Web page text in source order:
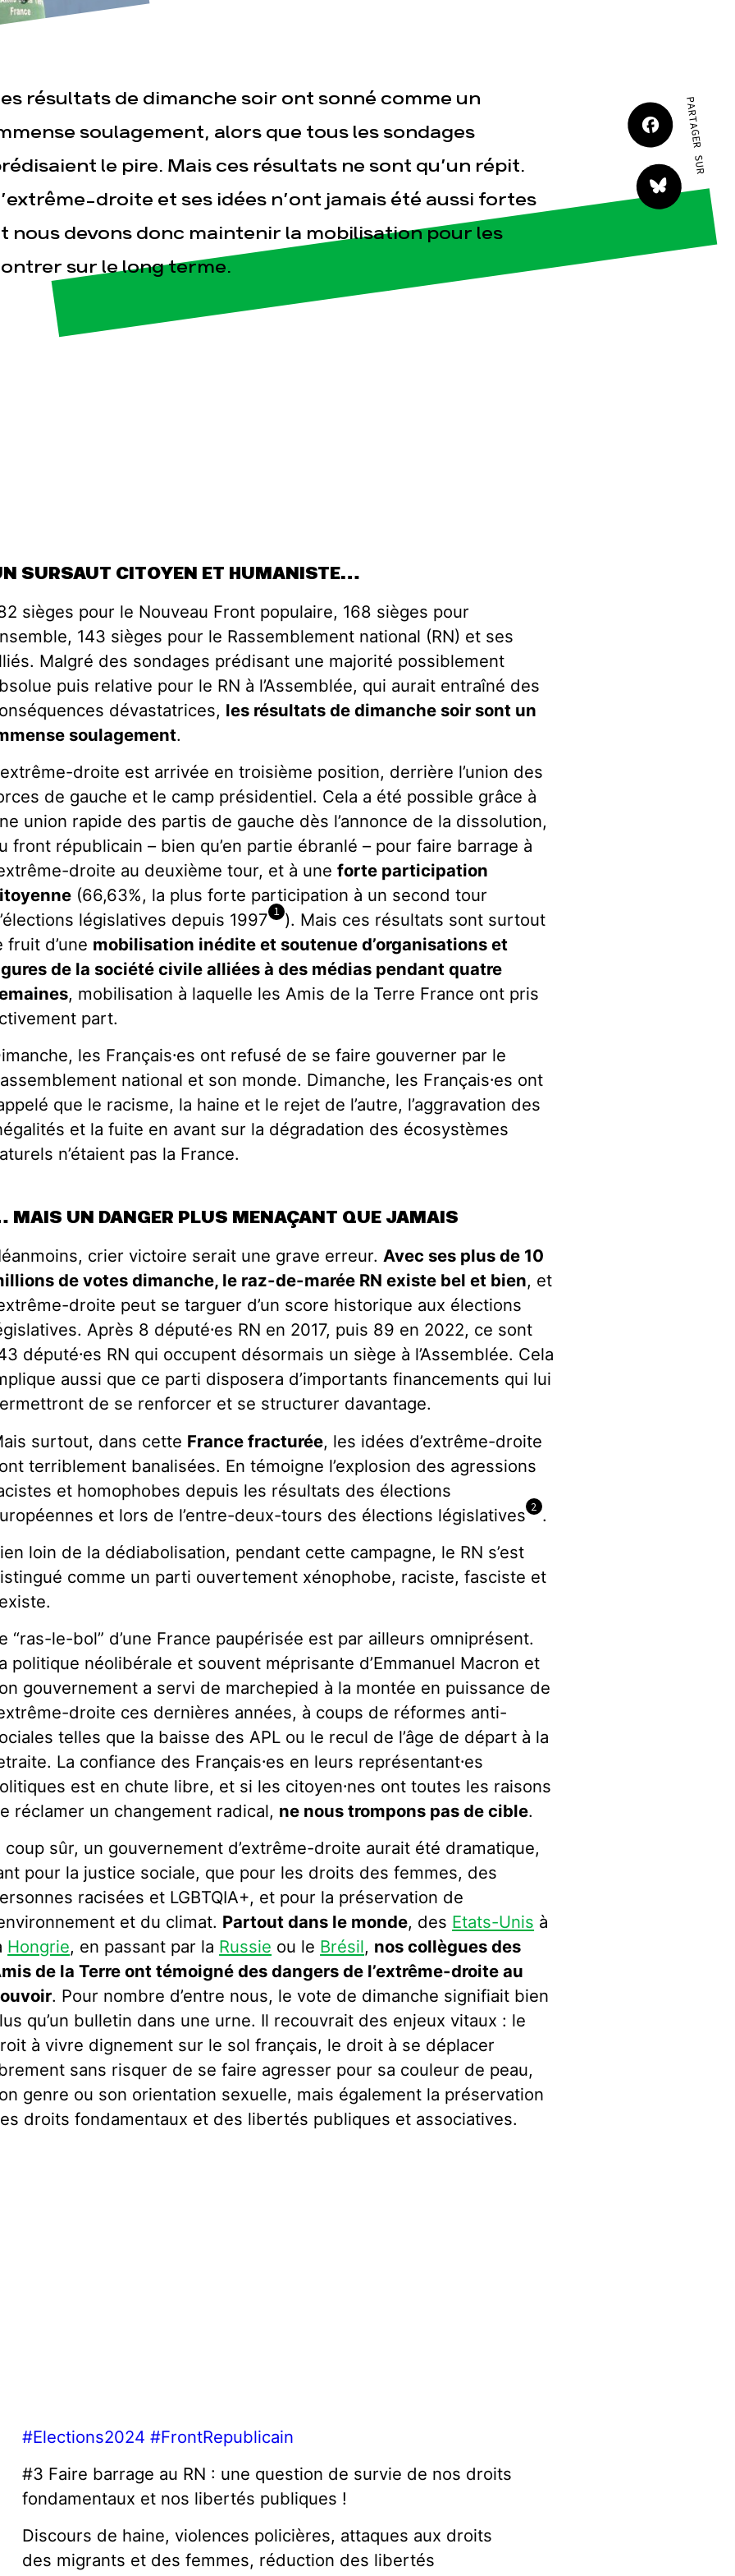
Publications Contact
résultats de dimanche soir ont sonné comme un
soulagement, alors que tous les sondages
le pire. Mais ces résultats ne sont qu’un répit.
droite et ses idées n’ont jamais été aussi fortes
nous devons donc maintenir la mobilisation pour les
sur le long terme.
PARTAGER SUR
SURSAUT CITOYEN ET HUMANISTE…
sièges pour le Nouveau Front populaire, 168 sièges pour
143 sièges pour le Rassemblement national (RN) et ses
Malgré des sondages prédisant une majorité possiblement
puis relative pour le RN à l’Assemblée, qui aurait entraîné des
dévastatrices, les résultats de dimanche soir sont un
soulagement.
droite est arrivée en troisième position, derrière l’union des
de gauche et le camp présidentiel. Cela a été possible grâce à
union rapide des partis de gauche dès l’annonce de la dissolution,
front républicain – bien qu’en partie ébranlé – pour faire barrage à
droite au deuxième tour, et à uneforte participation
(66,63%, la plus forte participation à un second tour
législatives depuis 1997 1 ). Mais ces résultats sont surtout
fruit d’une mobilisation inédite et soutenue d’organisations et
de la société civile alliées à des médias pendant quatre
, mobilisation à laquelle les Amis de la Terre France ont pris
part.
les Français⸱es ont refusé de se faire gouverner par le
national et son monde. Dimanche, les Français⸱es ont
que le racisme, la haine et le rejet de l’autre, l’aggravation des
et la fuite en avant sur la dégradation des écosystèmes
n’étaient pas la France.
MAIS UN DANGER PLUS MENAÇANT QUE JAMAIS
crier victoire serait une grave erreur.Avec ses plus de 10
de votes dimanche, le raz-de-marée RN existe bel et bien, et
droite peut se targuer d’un score historique aux élections
Après 8 député⸱es RN en 2017, puis 89 en 2022, ce sont
député⸱es RN qui occupent désormais un siège à l’Assemblée. Cela
aussi que ce parti disposera d’importants financements qui lui
de se renforcer et se structurer davantage.
surtout, dans cette France fracturée, les idées d’extrême-droite
terriblement banalisées. En témoigne l’explosion des agressions
et homophobes depuis les résultats des élections
et lors de l’entre-deux-tours des élections législatives 2 .
loin de la dédiabolisation, pendant cette campagne, le RN s’est
comme un parti ouvertement xénophobe, raciste, fasciste et
“ras-le-bol” d’une France paupérisée est par ailleurs omniprésent.
politique néolibérale et souvent méprisante d’Emmanuel Macron et
gouvernement a servi de marchepied à la montée en puissance de
droite ces dernières années, à coups de réformes anti-
telles que la baisse des APL ou le recul de l’âge de départ à la
La confiance des Français⸱es en leurs représentant⸱es
est en chute libre, et si les citoyen⸱nes ont toutes les raisons
réclamer un changement radical, ne nous trompons pas de cible.
coup sûr, un gouvernement d’extrême-droite aurait été dramatique,
pour la justice sociale, que pour les droits des femmes, des
racisées et LGBTQIA+, et pour la préservation de
et du climat. Partout dans le monde, des Etats-Unis à
Hongrie, en passant par la Russie ou le Brésil, nos collègues des
de la Terre ont témoigné des dangers de l’extrême-droite au
. Pour nombre d’entre nous, le vote de dimanche signifiait bien
qu’un bulletin dans une urne. Il recouvrait des enjeux vitaux : le
à vivre dignement sur le sol français, le droit à se déplacer
sans risquer de se faire agresser pour sa couleur de peau,
genre ou son orientation sexuelle, mais également la préservation
droits fondamentaux et des libertés publiques et associatives.
#Elections2024 #FrontRepublicain
#3 Faire barrage au RN : une question de survie de nos droits
fondamentaux et nos libertés publiques !
Discours de haine, violences policières, attaques aux droits
des migrants et des femmes, réduction des libertés